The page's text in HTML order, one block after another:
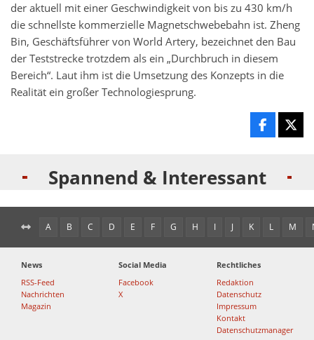
der aktuell mit einer Geschwindigkeit von bis zu 430 km/h
die schnellste kommerzielle Magnetschwebebahn ist. Zheng
Bin, Geschäftsführer von World Artery, bezeichnet den Bau
der Teststrecke trotzdem als ein „Durchbruch in diesem
Bereich“. Laut ihm ist die Umsetzung des Konzepts in die
Realität ein großer Technologiesprung.
Spannend & Interessant
A B C D E F G H I J K L M
News
RSS-Feed
Nachrichten
Magazin
Social Media
Facebook
X
Rechtliches
Redaktion
Datenschutz
Impressum
Kontakt
Datenschutzmanager